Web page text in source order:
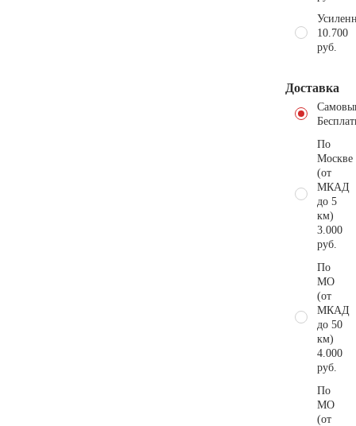
10.700
руб.
Доставка
По
Москве
(от
МКАД
до 5
км)
3.000
руб.
По
МО
(от
МКАД
до 50
км)
4.000
руб.
По
МО
(от